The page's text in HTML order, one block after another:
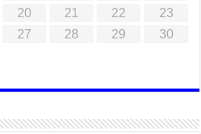
20 21 22
23
27 28 29
30